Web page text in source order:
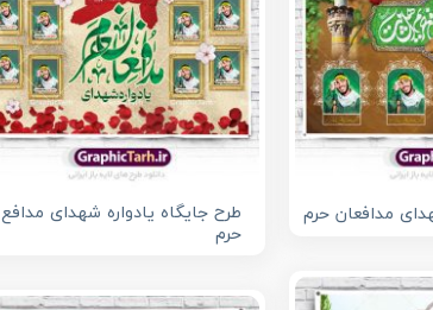
مدافعان حرم
طرح جایگاه یادواره شهدای مدافع
حرم